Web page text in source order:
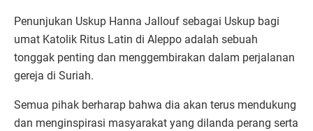
Penunjukan Uskup Hanna Jallouf sebagai Uskup bagi
umat Katolik Ritus Latin di Aleppo adalah sebuah
tonggak penting dan menggembirakan dalam perjalanan
gereja di Suriah.
Semua pihak berharap bahwa dia akan terus mendukung
dan menginspirasi masyarakat yang dilanda perang serta